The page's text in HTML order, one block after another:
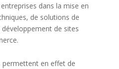
dans la mise en
de solutions de
de sites
permettent en effet de